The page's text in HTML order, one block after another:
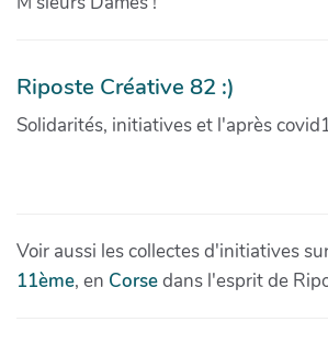
Riposte Créative 82 :)
Solidarités, initiatives et l'après
Voir aussi les collectes d'initiatives
11ème, en Corsedans l'esprit de